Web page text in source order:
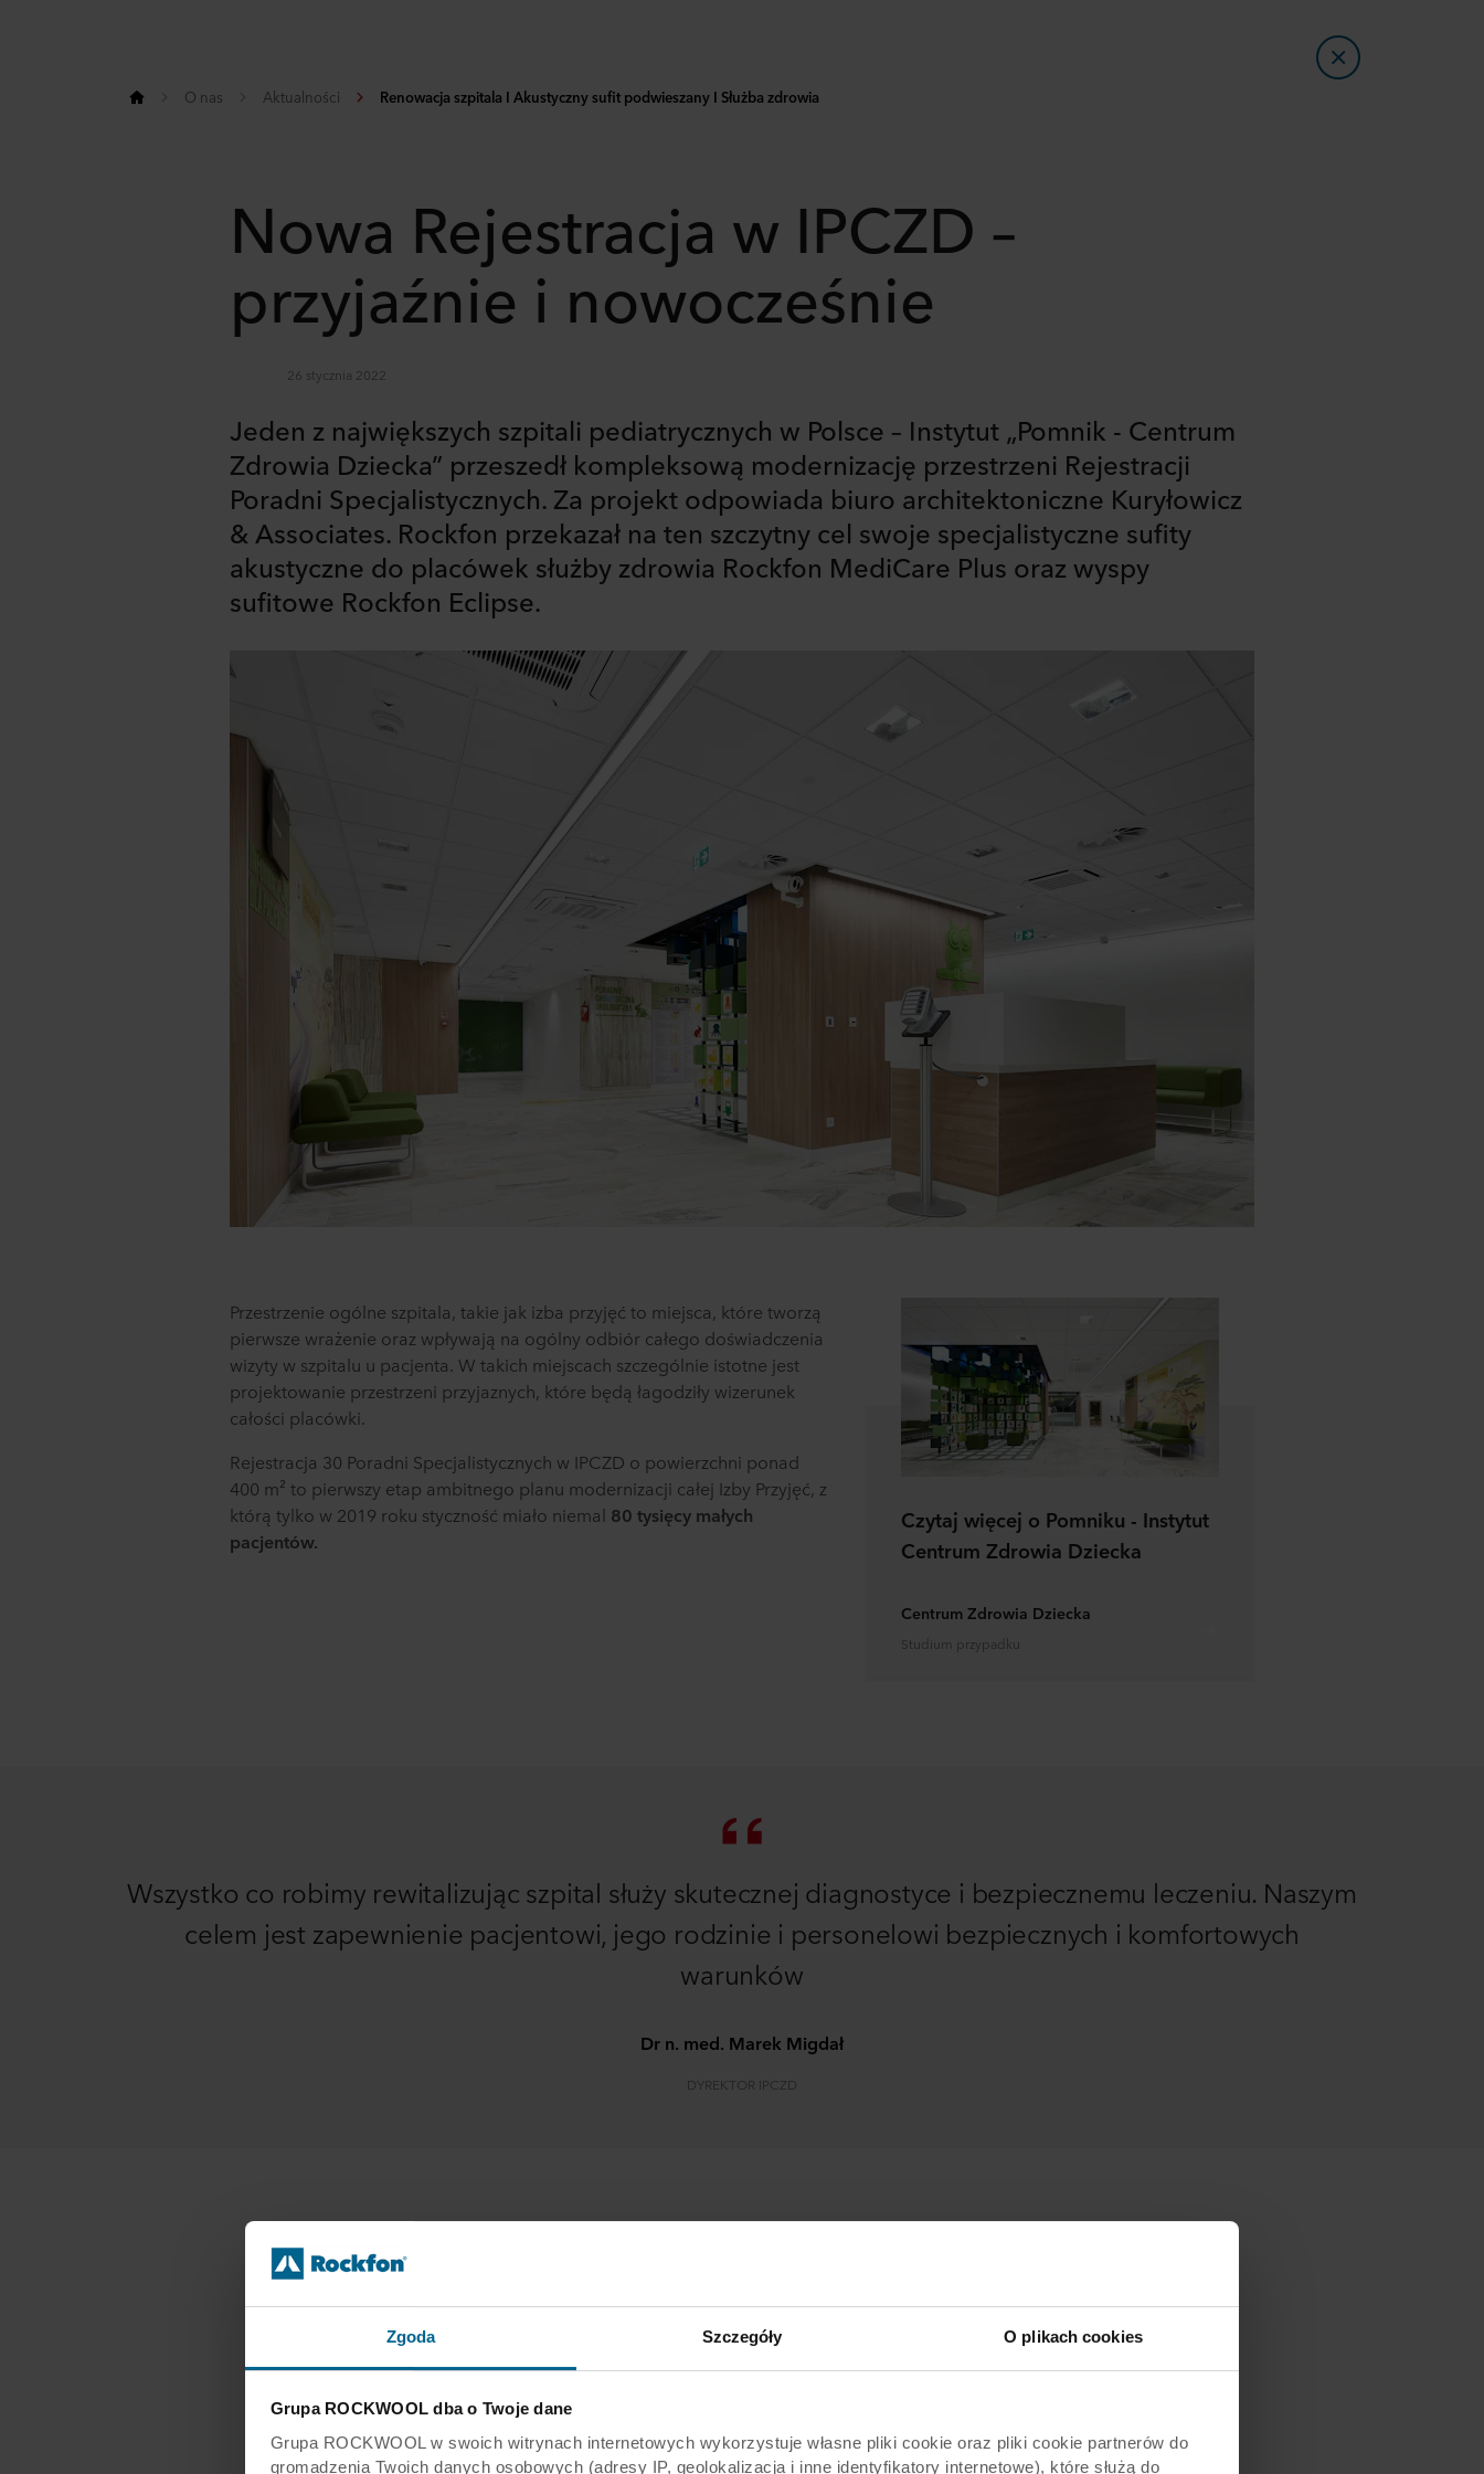
Zgoda Szczegóły O plikach cookies
Grupa ROCKWOOL dba o Twoje dane
Grupa ROCKWOOL w swoich witrynach internetowych wykorzystuje własne pliki cookie oraz pliki cookie partnerów do
gromadzenia Twoich danych osobowych (adresy IP, geolokalizacja i inne identyfikatory internetowe), które służą do
O nas Aktualności Renowacja szpitala I Akustyczny sufit podwieszany I Służba zdrowia
Nowa Rejestracja w IPCZD –
przyjaźnie i nowocześnie
26 stycznia 2022
Jeden z największych szpitali pediatrycznych w Polsce – Instytut „Pomnik - Centrum
Zdrowia Dziecka” przeszedł kompleksową modernizację przestrzeni Rejestracji
Poradni Specjalistycznych. Za projekt odpowiada biuro architektoniczne Kuryłowicz
& Associates. Rockfon przekazał na ten szczytny cel swoje specjalistyczne sufity
akustyczne do placówek służby zdrowia Rockfon MediCare Plus oraz wyspy
sufitowe Rockfon Eclipse.
Przestrzenie ogólne szpitala, takie jak izba przyjęć to miejsca, które tworzą
pierwsze wrażenie oraz wpływają na ogólny odbiór całego doświadczenia
wizyty w szpitalu u pacjenta. W takich miejscach szczególnie istotne jest
projektowanie przestrzeni przyjaznych, które będą łagodziły wizerunek
całości placówki.
Rejestracja 30 Poradni Specjalistycznych w IPCZD o powierzchni ponad
400 m² to pierwszy etap ambitnego planu modernizacji całej Izby Przyjęć, z
którą tylko w 2019 roku styczność miało niemal 80 tysięcy małych
pacjentów.
Czytaj więcej o Pomniku - Instytut
Centrum Zdrowia Dziecka
Centrum Zdrowia Dziecka
Studium przypadku
Wszystko co robimy rewitalizując szpital służy skutecznej diagnostyce i bezpiecznemu leczeniu. Naszym
celem jest zapewnienie pacjentowi, jego rodzinie i personelowi bezpiecznych i komfortowych
warunków
Dr n. med. Marek Migdał
DYREKTOR IPCZD
reorganizacja przestrzeni zgodnie z potrzebami wszystkich użytkowników przy zachowaniu funkcji
Izby Przyjęć.
Architektura szpitala dziecięcego odpowiada za stworzenie odpowiedniej atmosfery, która zapewni
pacjentom i opiekunom komfort, bezpieczeństwo i zdrowie. Ogromny wpływ na komfort psychiczny